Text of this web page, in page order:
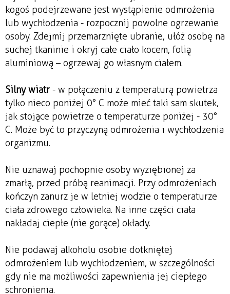
kogoś podejrzewane jest wystąpienie odmrożenia
lub wychłodzenia - rozpocznij powolne ogrzewanie
osoby. Zdejmij przemarznięte ubranie, ułóż osobę na
suchej tkaninie i okryj całe ciało kocem, folią
aluminiową – ogrzewaj go własnym ciałem.
Silny wiatr - w połączeniu z temperaturą powietrza
tylko nieco poniżej 0° C może mieć taki sam skutek,
jak stojące powietrze o temperaturze poniżej - 30°
C. Może być to przyczyną odmrożenia i wychłodzenia
organizmu.
Nie uznawaj pochopnie osoby wyziębionej za
zmarłą, przed próbą reanimacji. Przy odmrożeniach
kończyn zanurz je w letniej wodzie o temperaturze
ciała zdrowego człowieka. Na inne części ciała
nakładaj ciepłe (nie gorące) okłady.
Nie podawaj alkoholu osobie dotkniętej
odmrożeniem lub wychłodzeniem, w szczególności
gdy nie ma możliwości zapewnienia jej ciepłego
schronienia.